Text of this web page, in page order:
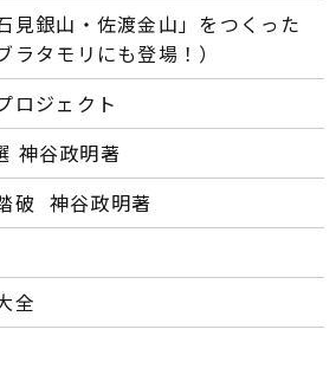
見銀山・佐渡金山」をつくった
ラタモリにも登場！）
ロジェクト
神谷政明著
―― 神谷政明著
全